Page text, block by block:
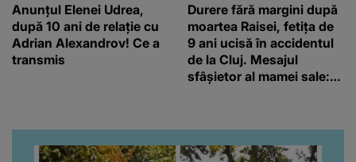
Anunțul Elenei Udrea,
după 10 ani de relație cu
Adrian Alexandrov! Ce a
transmis
Durere fără margini după
moartea Raisei, fetița de
9 ani ucisă în accidentul
de la Cluj. Mesajul
sfâșietor al mamei sale: